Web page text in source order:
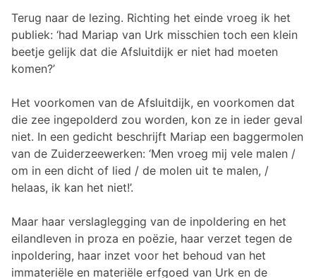
Terug naar de lezing. Richting het einde vroeg ik het
publiek: ‘had Mariap van Urk misschien toch een klein
beetje gelijk dat die Afsluitdijk er niet had moeten
komen?’
Het voorkomen van de Afsluitdijk, en voorkomen dat
die zee ingepolderd zou worden, kon ze in ieder geval
niet. In een gedicht beschrijft Mariap een baggermolen
van de Zuiderzeewerken: ‘Men vroeg mij vele malen /
om in een dicht of lied / de molen uit te malen, /
helaas, ik kan het niet!’.
Maar haar verslaglegging van de inpoldering en het
eilandleven in proza en poëzie, haar verzet tegen de
inpoldering, haar inzet voor het behoud van het
immateriële en materiële erfgoed van Urk en de